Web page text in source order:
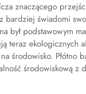
znaczącego
bardziej świadomi
był podstawowym
teraz ekologicznych
środowisko. Płótno
środowiskową z